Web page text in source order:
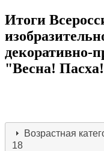
Итоги
декоративно-
"Весна!
Возрастная
18